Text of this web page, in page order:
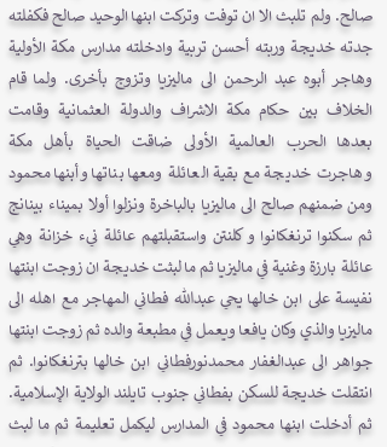
صالح. ولم تلبث الا ان توفت وتركت ابنها الوحيد صالح فكفلته
جدته خديجة وربته أحسن تربية وادخلته مدارس مكة الأولية
وهاجر أبوه عبد الرحمن الى ماليزيا وتزوج بأخرى. ولما قام
الخلاف بين حكام مكة الاشراف والدولة العثمانية وقامت
بعدها الحرب العالمية الأولى ضاقت الحياة بأهل مكة
وهاجرت خديجة مع بقية العائلة ومعها بناتها وأبنها محمود
ومن ضمنهم صالح الى ماليزيا بالباخرة ونزلوا أولا بميناء بينانج
ثم سكنوا ترنغكانوا و كلنتن واستقبلتهم عائلة نيء خزانة وهي
عائلة بارزة وغنية في ماليزيا ثم ما لبثت خديجة ان زوجت ابنتها
نفيسة على ابن خالها يحي عبدالله فطاني المهاجر مع اهله الى
ماليزيا والذي وكان يافعا ويعمل في مطبعة والده ثم زوجت ابنتها
جواهر الى عبدالغفار محمدنورفطاني ابن خالها بترنغكانوا. ثم
انتقلت خديجة للسكن بفطاني جنوب تايلند الولاية الإسلامية.
ثم أدخلت ابنها محمود في المدارس ليكمل تعليمة ثم ما لبث